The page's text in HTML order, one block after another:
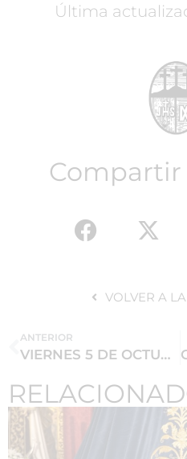
Última
Compartir
VOLVER A
ANTERIOR
VIERNES 5 DE OCTUBRE NO HAY MISA DE HERMANDAD